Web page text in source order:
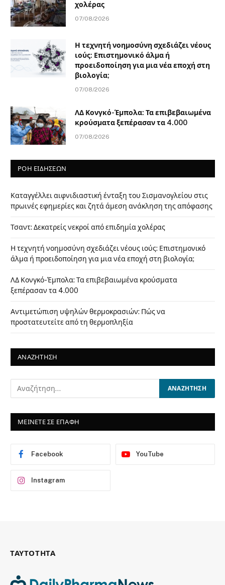
χολέρας
07/08/2026
Η τεχνητή νοημοσύνη σχεδιάζει νέους
ιούς: Επιστημονικό άλμα ή
προειδοποίηση για μια νέα εποχή στη
βιολογία;
07/08/2026
ΛΔ Κονγκό-Έμπολα: Τα επιβεβαιωμένα
κρούσματα ξεπέρασαν τα 4.000
07/08/2026
ΡΟΗ ΕΙΔΗΣΕΩΝ
Καταγγέλλει αιφνιδιαστική ένταξη του Σισμανογλείου στις
πρωινές εφημερίες και ζητά άμεση ανάκληση της απόφασης
Τσαντ: Δεκατρείς νεκροί από επιδημία χολέρας
Η τεχνητή νοημοσύνη σχεδιάζει νέους ιούς: Επιστημονικό
άλμα ή προειδοποίηση για μια νέα εποχή στη βιολογία;
ΛΔ Κονγκό-Έμπολα: Τα επιβεβαιωμένα κρούσματα
ξεπέρασαν τα 4.000
Αντιμετώπιση υψηλών θερμοκρασιών: Πώς να
προστατευτείτε από τη θερμοπληξία
ΑΝΑΖΗΤΗΣΗ
ΜΕΙΝΕΤΕ ΣΕ ΕΠΑΦΗ
Facebook YouTube
Instagram
ΤΑΥΤΟΤΗΤΑ